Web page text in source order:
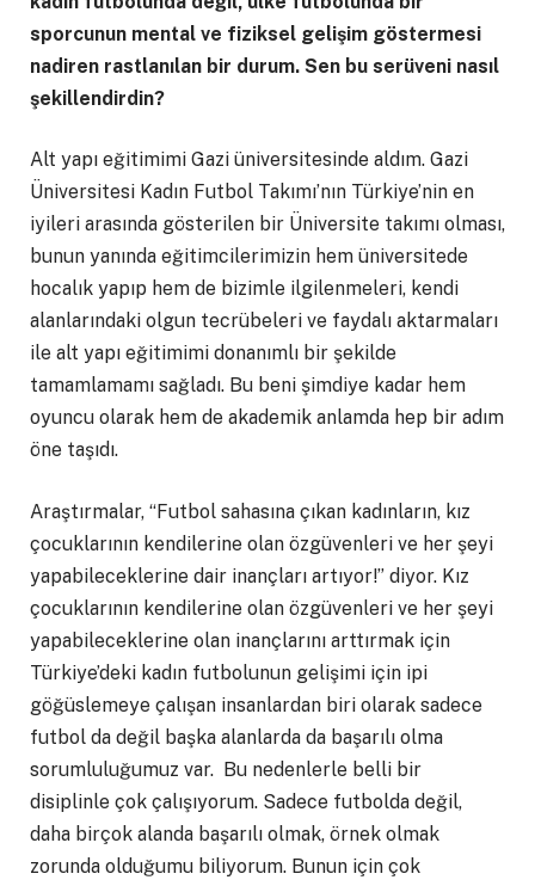
sporcunun mental ve fiziksel gelişim göstermesi
nadiren rastlanılan bir durum. Sen bu serüveni nasıl
şekillendirdin?
Alt yapı eğitimimi Gazi üniversitesinde aldım. Gazi
Üniversitesi Kadın Futbol Takımı’nın Türkiye’nin en
iyileri arasında gösterilen bir Üniversite takımı olması,
bunun yanında eğitimcilerimizin hem üniversitede
hocalık yapıp hem de bizimle ilgilenmeleri, kendi
alanlarındaki olgun tecrübeleri ve faydalı aktarmaları
ile alt yapı eğitimimi donanımlı bir şekilde
tamamlamamı sağladı. Bu beni şimdiye kadar hem
oyuncu olarak hem de akademik anlamda hep bir adım
öne taşıdı.
Araştırmalar, “Futbol sahasına çıkan kadınların, kız
çocuklarının kendilerine olan özgüvenleri ve her şeyi
yapabileceklerine dair inançları artıyor!” diyor. Kız
çocuklarının kendilerine olan özgüvenleri ve her şeyi
yapabileceklerine olan inançlarını arttırmak için
Türkiye’deki kadın futbolunun gelişimi için ipi
göğüslemeye çalışan insanlardan biri olarak sadece
futbol da değil başka alanlarda da başarılı olma
sorumluluğumuz var. Bu nedenlerle belli bir
disiplinle çok çalışıyorum. Sadece futbolda değil,
daha birçok alanda başarılı olmak, örnek olmak
zorunda olduğumu biliyorum. Bunun için çok